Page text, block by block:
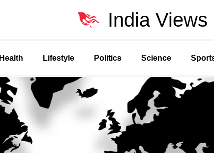
India Views
Health Lifestyle Politics Science